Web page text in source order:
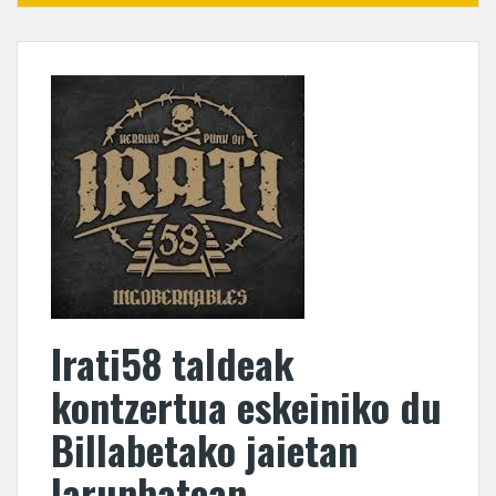
Irati58 taldeak
kontzertua eskeiniko du
Billabetako jaietan